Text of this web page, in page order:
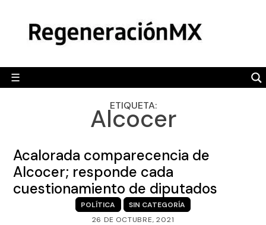
content
☰
POLÍTICA
CAMALEÓN
OPINIÓN
ENGLISH SECTION
VIDEOS
ETIQUETA:
Alcocer
Acalorada comparecencia de
Alcocer; responde cada
cuestionamiento de diputados
POLÍTICA
SIN CATEGORÍA
26 DE OCTUBRE, 2021